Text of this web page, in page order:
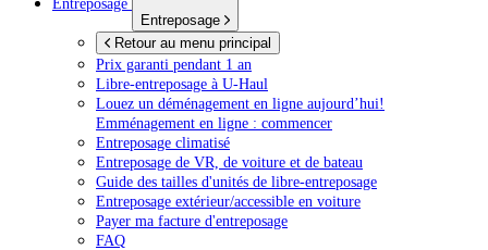
Entreposage
Retour au menu principal
Prix garanti pendant 1 an
Libre-entreposage à U-Haul
Louez un déménagement en ligne aujourd’hui!
Emménagement en ligne : commencer
Entreposage climatisé
Entreposage de VR, de voiture et de bateau
Guide des tailles d'unités de libre-entreposage
Entreposage extérieur/accessible en voiture
Payer ma facture d'entreposage
FAQ